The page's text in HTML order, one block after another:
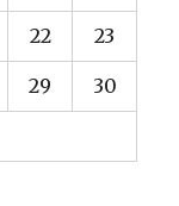
22 23
29 30